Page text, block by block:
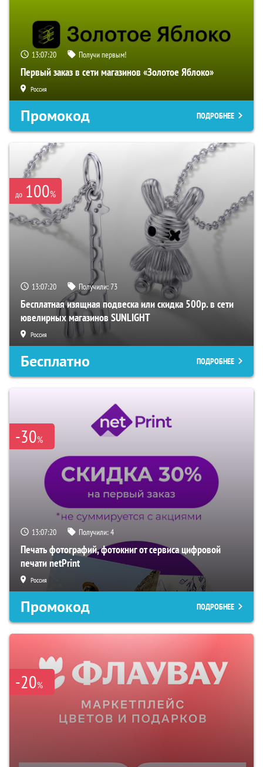
13:07:19 Получи первым!
Первый заказ в сети магазинов «Золотое Яблоко»
Россия
Промокод ПОДРОБНЕЕ
до 100%
13:07:19 Получили:73
Бесплатная изящная подвеска или скидка 500р. в сети
ювелирных магазинов SUNLIGHT
Россия
Бесплатно ПОДРОБНЕЕ
-30%
13:07:19 Получили:4
Печать фотографий, фотокниг от сервиса цифровой
печати netPrint
Россия
Промокод ПОДРОБНЕЕ
-20%